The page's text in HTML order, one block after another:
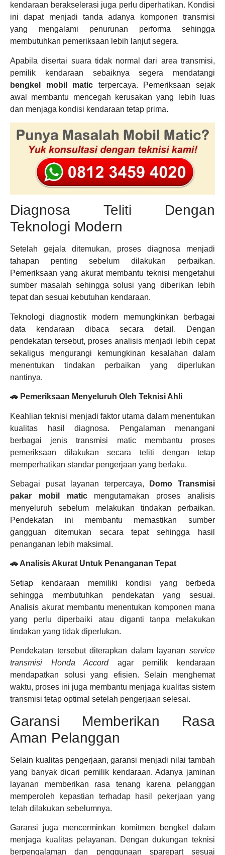
kendaraan berakselerasi juga perlu diperhatikan. Kondisi
ini dapat menjadi tanda adanya komponen transmisi
yang mengalami penurunan performa sehingga
membutuhkan pemeriksaan lebih lanjut segera.
Apabila disertai suara tidak normal dari area transmisi,
pemilik kendaraan sebaiknya segera mendatangi
bengkel mobil matic terpercaya. Pemeriksaan sejak
awal membantu mencegah kerusakan yang lebih luas
dan menjaga kondisi kendaraan tetap prima.
Diagnosa Teliti Dengan
Teknologi Modern
Setelah gejala ditemukan, proses diagnosa menjadi
tahapan penting sebelum dilakukan perbaikan.
Pemeriksaan yang akurat membantu teknisi mengetahui
sumber masalah sehingga solusi yang diberikan lebih
tepat dan sesuai kebutuhan kendaraan.
Teknologi diagnostik modern memungkinkan berbagai
data kendaraan dibaca secara detail. Dengan
pendekatan tersebut, proses analisis menjadi lebih cepat
sekaligus mengurangi kemungkinan kesalahan dalam
menentukan tindakan perbaikan yang diperlukan
nantinya.
🚗 Pemeriksaan Menyeluruh Oleh Teknisi Ahli
Keahlian teknisi menjadi faktor utama dalam menentukan
kualitas hasil diagnosa. Pengalaman menangani
berbagai jenis transmisi matic membantu proses
pemeriksaan dilakukan secara teliti dengan tetap
memperhatikan standar pengerjaan yang berlaku.
Sebagai pusat layanan terpercaya,
Domo Transmisi
pakar mobil maticmengutamakan proses analisis
menyeluruh sebelum melakukan tindakan perbaikan.
Pendekatan ini membantu memastikan sumber
gangguan ditemukan secara tepat sehingga hasil
penanganan lebih maksimal.
🚗 Analisis Akurat Untuk Penanganan Tepat
Setiap kendaraan memiliki kondisi yang berbeda
sehingga membutuhkan pendekatan yang sesuai.
Analisis akurat membantu menentukan komponen mana
yang perlu diperbaiki atau diganti tanpa melakukan
tindakan yang tidak diperlukan.
Pendekatan tersebut diterapkan dalam layanan service
transmisi Honda Accordagar pemilik kendaraan
mendapatkan solusi yang efisien. Selain menghemat
waktu, proses ini juga membantu menjaga kualitas sistem
transmisi tetap optimal setelah pengerjaan selesai.
Garansi Memberikan Rasa
Aman Pelanggan
Selain kualitas pengerjaan, garansi menjadi nilai tambah
yang banyak dicari pemilik kendaraan. Adanya jaminan
layanan memberikan rasa tenang karena pelanggan
memperoleh kepastian terhadap hasil pekerjaan yang
telah dilakukan sebelumnya.
Garansi juga mencerminkan komitmen bengkel dalam
menjaga kualitas pelayanan. Dengan dukungan teknisi
berpengalaman dan penggunaan sparepart sesuai